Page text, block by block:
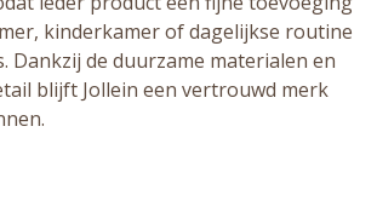
kinderkamer of dagelijkse routine
Dankzij de duurzame materialen en
blijft Jollein een vertrouwd merk